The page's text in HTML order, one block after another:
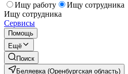
Ищу работу
Ищу сотрудника
Ищу сотрудника
Сервисы
Помощь
Ещё
Поиск
Беляевка (Оренбургская область)